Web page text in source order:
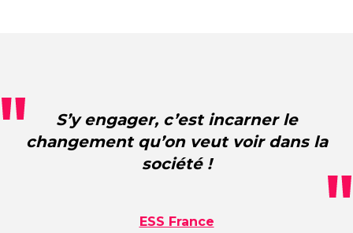
S’y engager, c’est incarner le
changement qu’on veut voir dans la
société !
ESS France